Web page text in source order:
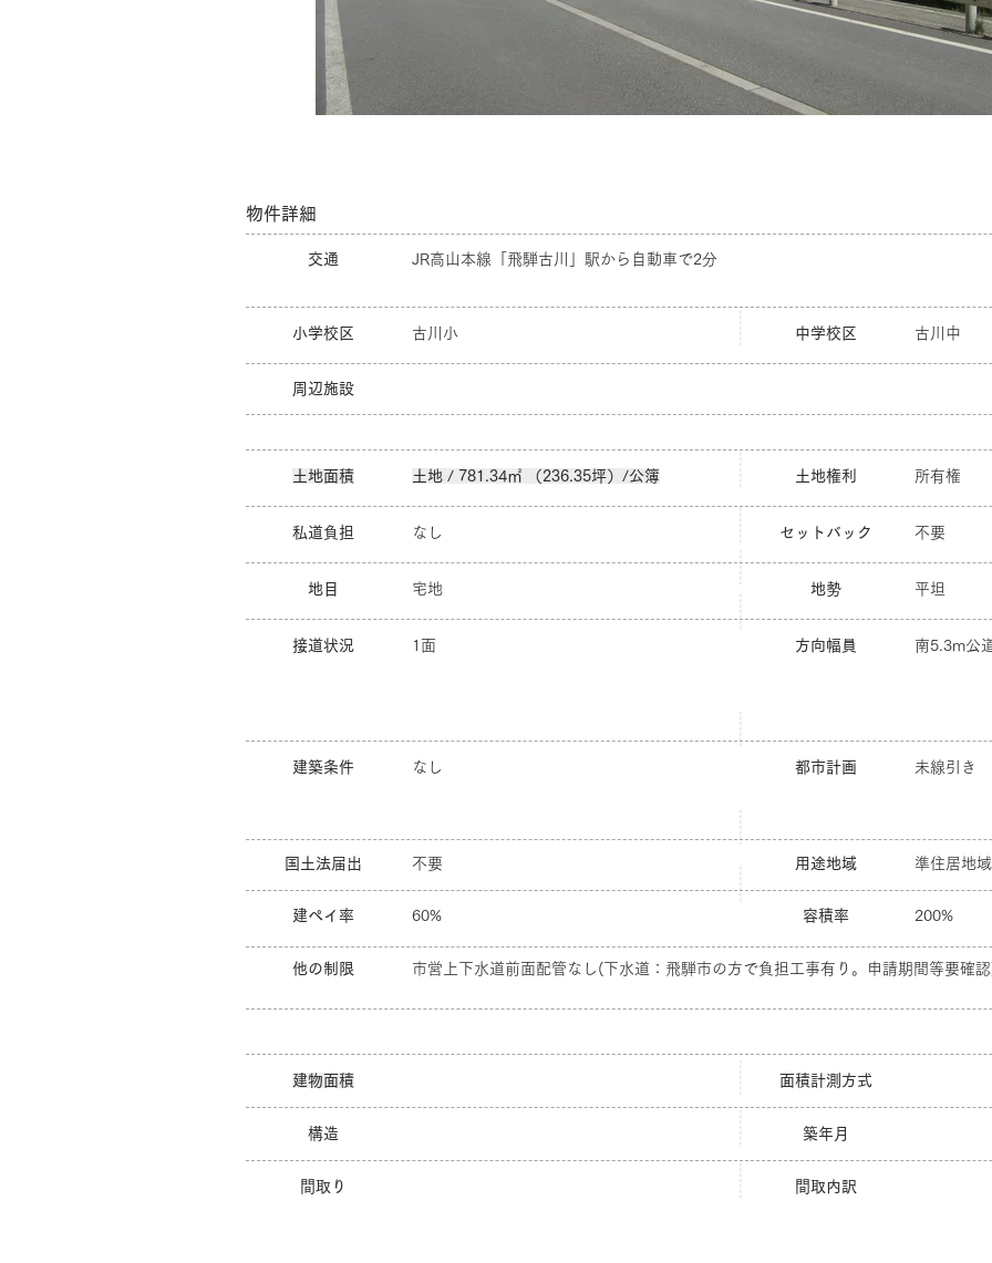
​物件詳細
交通 JR高山本線「飛騨古川」駅から自動車で2分
小学校区 古川小 中学校区 古川中
周辺施設
土地面積 土地 / 781.34㎡ （236.35坪）/公簿 土地権利 所有権
私道負担 なし セットバック 不要
地目 宅地 地勢 平坦
接道状況 1面 方向幅員 南5.3m
建築条件 なし 都市計画 未線引き
国土法届出 不要 用途地域 準住居地域
建ペイ率 60% 容積率 200%
他の制限 市営上下水道前面配管なし(下水道：飛騨市の方で負担工事有り。申請期間等要確
建物面積 面積計測方式
構造 築年月
間取り 間取内訳